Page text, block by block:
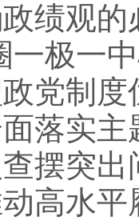
绩观
一极一
党制
落实
摆突
高水